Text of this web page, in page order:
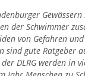
der Schwimmer
von Gefahren
sind gute Ratgeber
DLRG werden in